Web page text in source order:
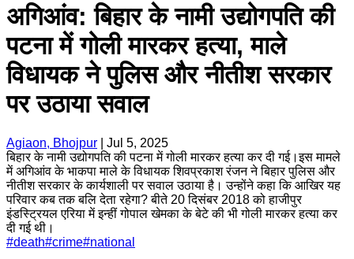
अगिआंव: बिहार के नामी उद्योगपति की
पटना में गोली मारकर हत्या, माले
विधायक ने पुलिस और नीतीश सरकार
पर उठाया सवाल
Agiaon, Bhojpur
Jul 5, 2025
बिहार के नामी उद्योगपति की पटना में गोली मारकर हत्या कर दी गई।इस मामले
में अगिआंव के भाकपा माले के विधायक शिवप्रकाश रंजन ने बिहार पुलिस और
नीतीश सरकार के कार्यशाली पर सवाल उठाया है। उन्होंने कहा कि आखिर यह
परिवार कब तक बलि देता रहेगा? बीते 20 दिसंबर 2018 को हाजीपुर
इंडस्ट्रियल एरिया में इन्हीं गोपाल खेमका के बेटे की भी गोली मारकर हत्या कर
दी गई थी।
#death#crime#national